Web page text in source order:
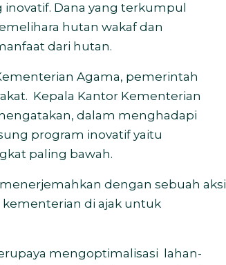
Dana yang terkumpul
hutan wakaf dan
dari hutan.
Agama, pemerintah
Kepala Kantor Kementerian
dalam menghadapi
program inovatif yaitu
paling bawah.
dengan sebuah aksi
kementerian di ajak untuk
mengoptimalisasi lahan-